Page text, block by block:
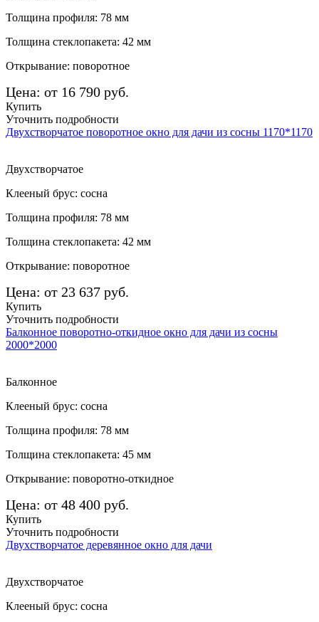
Толщина профиля: 78 мм
Толщина стеклопакета: 42 мм
Открывание: поворотное
Цена: от 16 790 руб.
Купить
Уточнить подробности
Двухстворчатое поворотное окно для дачи из сосны 1170*1170
Двухстворчатое
Клееный брус: сосна
Толщина профиля: 78 мм
Толщина стеклопакета: 42 мм
Открывание: поворотное
Цена: от 23 637 руб.
Купить
Уточнить подробности
Балконное поворотно-откидное окно для дачи из сосны
2000*2000
Балконное
Клееный брус: сосна
Толщина профиля: 78 мм
Толщина стеклопакета: 45 мм
Открывание: поворотно-откидное
Цена: от 48 400 руб.
Купить
Уточнить подробности
Двухстворчатое деревянное окно для дачи
Двухстворчатое
Клееный брус: сосна